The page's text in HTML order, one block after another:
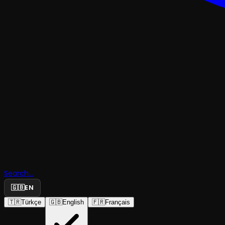
Search...
🇬🇧EN
🇹🇷Türkçe 🇬🇧English 🇫🇷Français